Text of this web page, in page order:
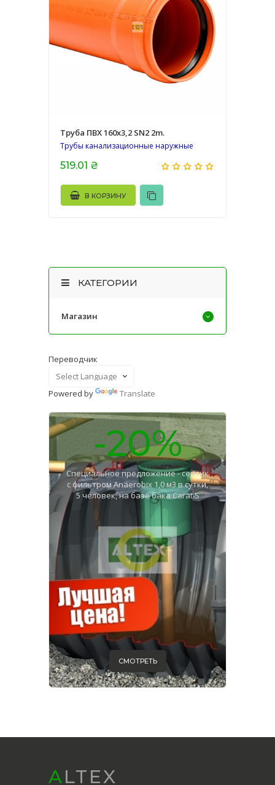
Труба ПВХ 160х3,2 SN2 2m.
Трубы канализационные наружные
519.01 ₴
В КОРЗИНУ
КАТЕГОРИИ
Магазин
Переводчик
Powered by Translate
-20%
Специальное предложение - септик
с фильтром Anaerobix 1,0 м3 в сутки,
5 человек, на базе бака Carat S
СМОТРЕТЬ
ALTEX